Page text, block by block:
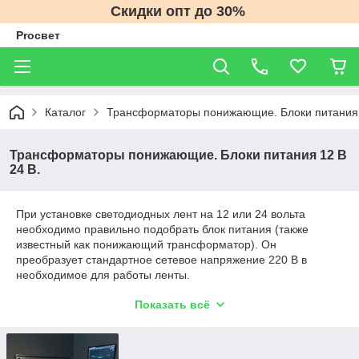
Скидки опт до 30%
Proсвет
Каталог Трансформаторы понижающие. Блоки
Трансформаторы понижающие. Блоки питания 12 В
24 В.
​При установке светодиодных лент на 12 или 24 вольта
необходимо правильно подобрать блок питания (также
известный как понижающий трансформатор). Он
преобразует стандартное сетевое напряжение 220 В в
необходимое для работы ленты.​
Как выбрать блок питания для
светодиодной ленты
1. Определите мощность блока питания:
Показать всё